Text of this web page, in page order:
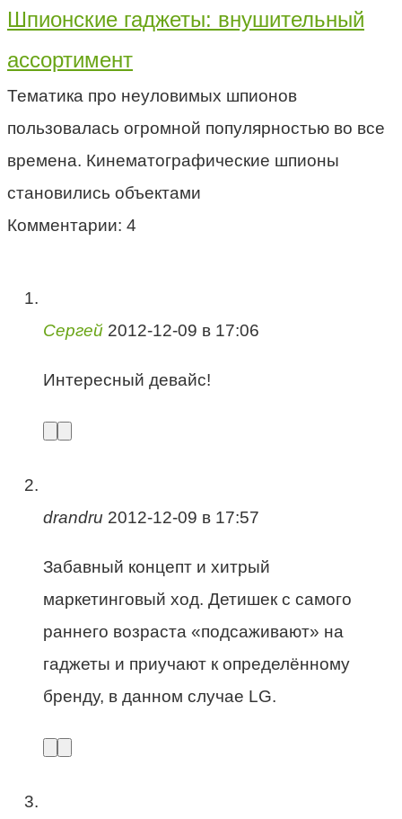
Шпионские гаджеты: внушительный
ассортимент
Тематика про неуловимых шпионов
пользовалась огромной популярностью во все
времена. Кинематографические шпионы
становились объектами
Комментарии: 4
Сергей 2012-12-09 в 17:06
Интересный девайс!
drandru 2012-12-09 в 17:57
Забавный концепт и хитрый
маркетинговый ход. Детишек с самого
раннего возраста «подсаживают» на
гаджеты и приучают к определённому
бренду, в данном случае LG.